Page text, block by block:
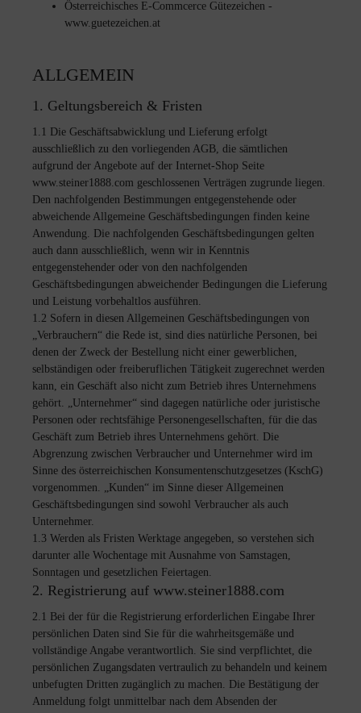
Österreichisches E-Commcerce Gütezeichen -
www.guetezeichen.at
ALLGEMEIN
1. Geltungsbereich & Fristen
1.1 Die Geschäftsabwicklung und Lieferung erfolgt
ausschließlich zu den vorliegenden AGB, die sämtlichen
aufgrund der Angebote auf der Internet-Shop Seite
www.steiner1888.com geschlossenen Verträgen zugrunde liegen.
Den nachfolgenden Bestimmungen entgegenstehende oder
abweichende Allgemeine Geschäftsbedingungen finden keine
Anwendung. Die nachfolgenden Geschäftsbedingungen gelten
auch dann ausschließlich, wenn wir in Kenntnis
entgegenstehender oder von den nachfolgenden
Geschäftsbedingungen abweichender Bedingungen die Lieferung
und Leistung vorbehaltlos ausführen.
1.2 Sofern in diesen Allgemeinen Geschäftsbedingungen von
„Verbrauchern“ die Rede ist, sind dies natürliche Personen, bei
denen der Zweck der Bestellung nicht einer gewerblichen,
selbständigen oder freiberuflichen Tätigkeit zugerechnet werden
kann, ein Geschäft also nicht zum Betrieb ihres Unternehmens
gehört. „Unternehmer“ sind dagegen natürliche oder juristische
Personen oder rechtsfähige Personengesellschaften, für die das
Geschäft zum Betrieb ihres Unternehmens gehört. Die
Abgrenzung zwischen Verbraucher und Unternehmer wird im
Sinne des österreichischen Konsumentenschutzgesetzes (KschG)
vorgenommen. „Kunden“ im Sinne dieser Allgemeinen
Geschäftsbedingungen sind sowohl Verbraucher als auch
Unternehmer.
1.3 Werden als Fristen Werktage angegeben, so verstehen sich
darunter alle Wochentage mit Ausnahme von Samstagen,
Sonntagen und gesetzlichen Feiertagen.
2. Registrierung auf www.steiner1888.com
2.1 Bei der für die Registrierung erforderlichen Eingabe Ihrer
persönlichen Daten sind Sie für die wahrheitsgemäße und
vollständige Angabe verantwortlich. Sie sind verpflichtet, die
persönlichen Zugangsdaten vertraulich zu behandeln und keinem
unbefugten Dritten zugänglich zu machen. Die Bestätigung der
Anmeldung folgt unmittelbar nach dem Absenden der